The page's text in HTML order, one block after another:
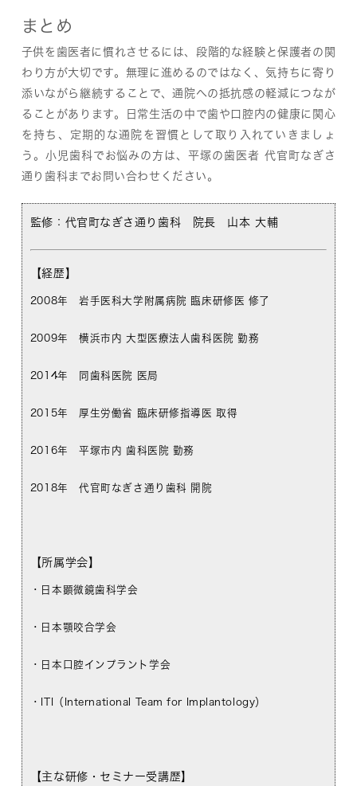
まとめ
子供を歯医者に慣れさせるには、段階的な経験と保護者の関
わり方が大切です。無理に進めるのではなく、気持ちに寄り
添いながら継続することで、通院への抵抗感の軽減につなが
ることがあります。日常生活の中で歯や口腔内の健康に関心
を持ち、定期的な通院を習慣として取り入れていきましょ
う。小児歯科でお悩みの方は、平塚の歯医者 代官町なぎさ
通り歯科までお問い合わせください。
監修： 代官町なぎさ通り歯科 院長 山本 大輔
【経歴】
2008年 岩手医科大学附属病院 臨床研修医 修了
2009年 横浜市内 大型医療法人歯科医院 勤務
2014年 同歯科医院 医局
2015年 厚生労働省 臨床研修指導医 取得
2016年 平塚市内 歯科医院 勤務
2018年 代官町なぎさ通り歯科 開院
【所属学会】
・日本顕微鏡歯科学会
・日本顎咬合学会
・日本口腔インプラント学会
・ITI（International Team for Implantology）
【主な研修・セミナー受講歴】